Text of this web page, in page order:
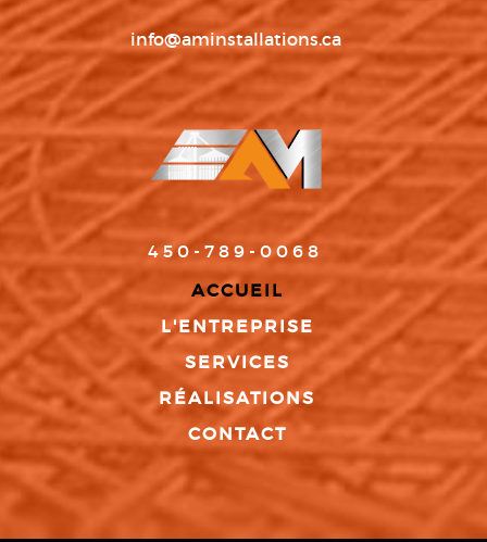
info@aminstallations.ca
450-789-0068
ACCUEIL
L'ENTREPRISE
SERVICES
RÉALISATIONS
CONTACT